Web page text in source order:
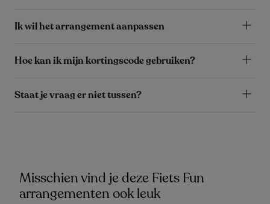
Ik wil het arrangement aanpassen
Hoe kan ik mijn kortingscode gebruiken?
Staat je vraag er niet tussen?
Misschien vind je deze Fiets Fun
arrangementen ook leuk